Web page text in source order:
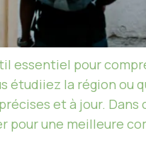
essentiel pour
étudiiez la région
et à jour.
pour une meilleure